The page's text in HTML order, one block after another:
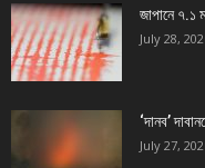
জাপানে ৭.১
July 28,
‘দানব’
July 27,